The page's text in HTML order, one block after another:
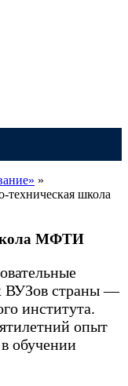
»
техническая школа
МФТИ
ВУЗов страны —
института.
опыт
обучении